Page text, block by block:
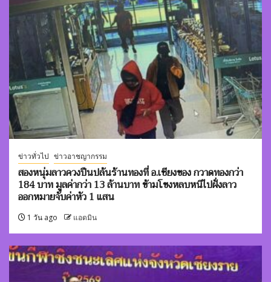
ข่าวทั่วไป ข่าวอาชญากรรม
สองหนุ่มลาวควงปืนปล้นร้านทองที่ อ.เชียงของ กวาดทองกว่า
184 บาท มูลค่ากว่า 13 ล้านบาท ข้ามโขงหลบหนีไปฝั่งลาว
ออกหมายจับค่าหัว 1 แสน
1 วัน ago แอดมิน